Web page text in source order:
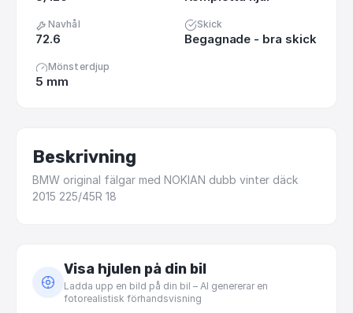
Navhål
72.6
Skick
Begagnade - bra skick
Mönsterdjup
5 mm
Beskrivning
BMW original fälgar med NOKIAN dubb vinter däck
2015 225​/​45R 18
Visa hjulen på din bil
Ladda upp en bild på din bil – AI genererar en
fotorealistisk förhandsvisning